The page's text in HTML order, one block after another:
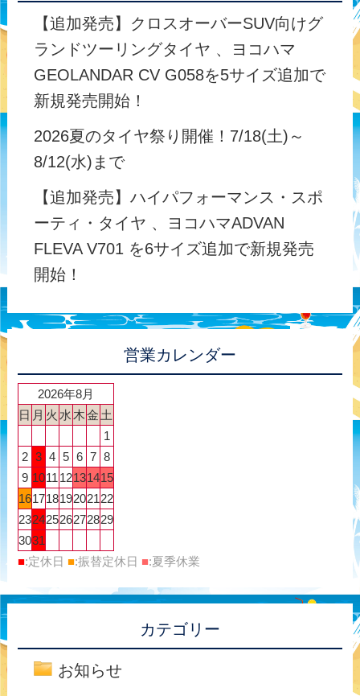
【追加発売】クロスオーバーSUV向けグ
ランドツーリングタイヤ 、ヨコハマ
GEOLANDAR CV G058を5サイズ追加で
新規発売開始！
2026夏のタイヤ祭り開催！7/18(土)～
8/12(水)まで
【追加発売】ハイパフォーマンス・スポ
ーティ・タイヤ 、ヨコハマADVAN
FLEVA V701 を6サイズ追加で新規発売
開始！
営業カレンダー
2026年8月
日 月 火 水 木金 土
1
2 3 4 5 6 7 8
9 1011 12131415
16171819202122
23242526272829
3031
■:定休日 ■:振替定休日 ■:夏季休業
カテゴリー
お知らせ